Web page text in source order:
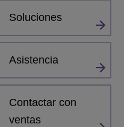
Soluciones
Asistencia
Contactar con
ventas